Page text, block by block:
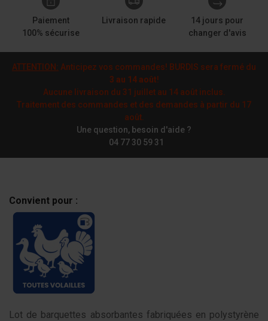
Paiement
100% sécurise
Livraison rapide
14 jours pour
changer d'avis
ATTENTION: Anticipez vos commandes! BURDIS sera fermé du
3 au 14 août!
Aucune livraison du 31 juillet au 14 août inclus.
Traitement des commandes et des demandes à partir du 17
août.
Une question, besoin d'aide ?
04 77 30 59 31
Convient pour :
Lot de barquettes absorbantes fabriquées en polystyrène